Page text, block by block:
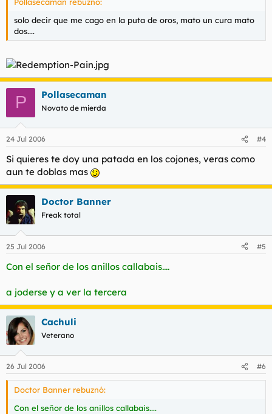
solo decir que me cago en la puta de oros, mato un cura mato
dos....
P Pollasecaman
Novato de mierda
24 Jul 2006 #4
Si quieres te doy una patada en los cojones, veras como
aun te doblas mas
Doctor Banner
Freak total
25 Jul 2006 #5
Con el señor de los anillos callabais....
a joderse y a ver la tercera
Cachuli
Veterano
26 Jul 2006 #6
Doctor Banner rebuznó:
Con el señor de los anillos callabais....